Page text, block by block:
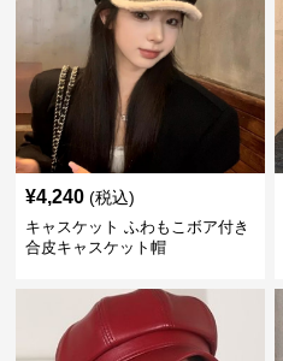
¥4,240 (税込)
キャスケット ふわもこボア付き
合皮キャスケット帽